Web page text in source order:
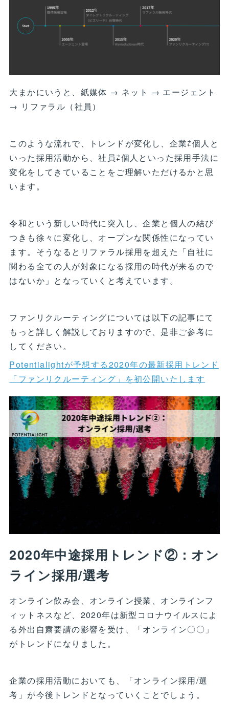
大まかにいうと、紙媒体 → ネット → エージェント
→ リファラル（社員）
このような流れで、トレンドが変化し、企業⇄個人と
いった採用活動から、社員⇄個人といった採用手法に
変化をしてきていることをご理解いただけるかと思
います。
令和という新しい時代に突入し、企業と個人の結び
つきも徐々に変化し、オープンな関係性になってい
ます。そうなるとリファラル採用を超えた「自社に
関わる全ての人が対象になる採用の時代が来るので
はないか」となっていくと考えています。
ファンリクルーティングについては以下の記事にて
もっと詳しく解説しておりますので、是非ご参考に
してください。
Potentialightが予想する2020年の最新採用トレンド
「ファンリクルーティング」を初公開いたします
2020年中途採用トレンド②：オン
ライン採用/選考
オンライン飲み会、オンライン授業、オンラインフ
ィットネスなど、2020年は新型コロナウイルスによ
る外出自粛要請の影響を受け、「オンライン〇〇」
がトレンドになりました。
企業の採用活動においても、「オンライン採用/選
考」が今後トレンドとなっていくことでしょう。